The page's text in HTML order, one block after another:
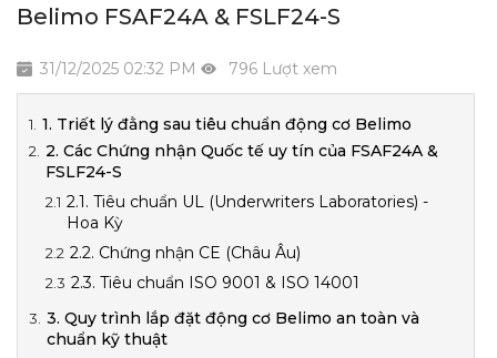
Belimo FSAF24A & FSLF24-S
31/12/2025 02:32 PM 796 Lượt xem
1. Triết lý đằng sau tiêu chuẩn động cơ Belimo
2. Các Chứng nhận Quốc tế uy tín của FSAF24A &
FSLF24-S
2.1. Tiêu chuẩn UL (Underwriters Laboratories) -
Hoa Kỳ
2.2. Chứng nhận CE (Châu Âu)
2.3. Tiêu chuẩn ISO 9001 & ISO 14001
3. Quy trình lắp đặt động cơ Belimo an toàn và
chuẩn kỹ thuật